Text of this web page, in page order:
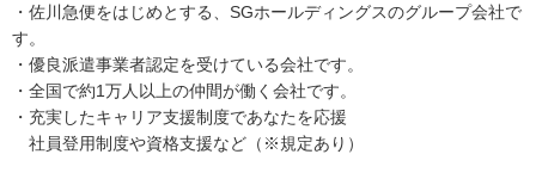
・佐川急便をはじめとする、SGホールディングスのグループ会社で
す。
・優良派遣事業者認定を受けている会社です。
・全国で約1万人以上の仲間が働く会社です。
・充実したキャリア支援制度であなたを応援
社員登用制度や資格支援など（※規定あり）